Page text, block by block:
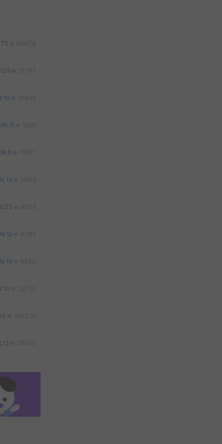
75 66678
125 21767
10 18408
11 3901
6 11297
13 5883
25 8563
12 9397
10 6450
10 23722
104370
12 20056